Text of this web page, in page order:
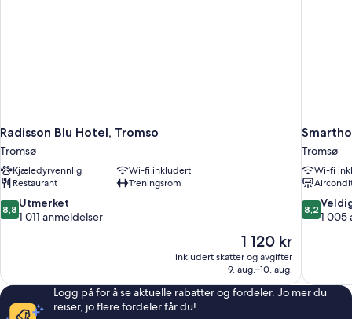
Radisson Blu Hotel, Tromso
Tromsø
Kjæledyrvennlig
Wi-fi inkludert
Restaurant
Treningsrom
8.8
av
anmeldelser
8,8 Utmerket
1 011 anmeldelser
Prisen
er
1 120 kr
1 120 kr
inkludert skatter og avgifter
9. aug.–10. aug.
Tromsø
Wi-fi
8.2
av
1 005
8,2
1 005
Logg på for å se aktuelle rabatter og fordeler. Jo mer du
reiser, jo flere fordeler får du!